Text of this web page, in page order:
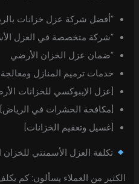
“أفضل شركة عزل خزانات
“شركة متخصصة في العزل
“ضمان عزل الخزان الأرضي
خدمات ترميم المنازل
[عزل الإيبوكسي للخزانات
[مكافحة الحشرات في الرياض]
[غسيل وتعقيم الخزانات]
تكلفة العزل الأسمنتي
الكثير من العملاء يسألون: كم